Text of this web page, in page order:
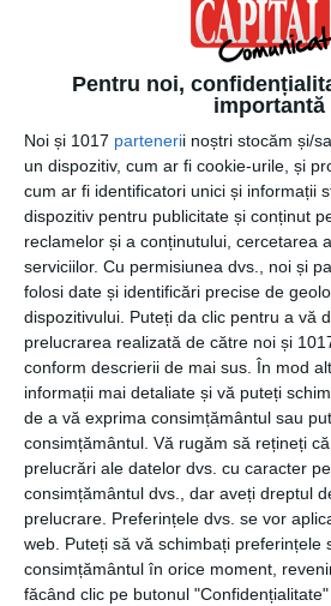
Pentru noi,
importantă
Noi și 1017 partenerii noștri stocăm și/
un dispozitiv, cum ar fi cookie-urile, și
cum ar fi identificatori unici și informații
dispozitiv pentru publicitate și conținut
reclamelor și a conținutului, cercetarea
serviciilor. Cu permisiunea dvs., noi și
folosi date și identificări precise de
dispozitivului. Puteți da clic pentru a vă
prelucrarea realizată de către noi și
conform descrierii de mai sus. În mod
informații mai detaliate și vă puteți
de a vă exprima consimțământul sau
consimțământul. Vă rugăm să rețineți
prelucrări ale datelor dvs. cu caracter
consimțământul dvs., dar aveți dreptul
prelucrare. Preferințele dvs. se vor
web. Puteți să vă schimbați preferințele
consimțământul în orice moment,
făcând clic pe butonul
Implementarea SAF-T ar putea să
de transmitere a datelor fiscale și
contribuabililor către agenția
fiscală;
a taxelor și impozitelor și astfel va
național. Nu este un aspect
României se află sub media
clasându-ne printre ultimele locuri
nivel de colectare a taxelor și cele
provenite din impozitele directe și
Pentru contribuabilii plătitori de
implementării și completării
controalele fizice din partea ANAF,
inspectorii fiscali au acces
contabile pe care le-ar fi verificat la
Evitarea erorilor umane în
ului deoarece, prin declarația SAF-
rapid neconcordanțele între
implementarea SAF-T în firma ta
intervalului de rambursare a TVA-ului.